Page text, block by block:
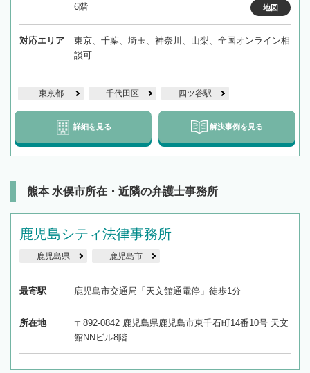
6階
地図
対応エリア
東京、千葉、埼玉、神奈川、山梨、全国オンライン相
談可
東京都 千代田区 四ツ谷駅
詳細を見る 解決事例を見る
熊本 水俣市所在・近隣の弁護士事務所
鹿児島シティ法律事務所
鹿児島県 鹿児島市
最寄駅 鹿児島市交通局「天文館通電停」徒歩1分
所在地
〒892-0842 鹿児島県鹿児島市東千石町14番10号 天文
館NNビル8階